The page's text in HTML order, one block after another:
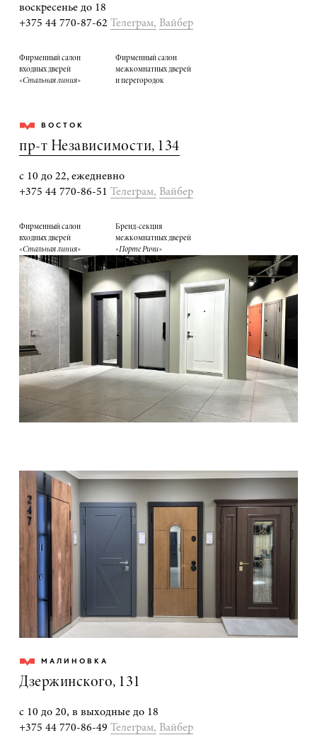
воскресенье до 18
+375 44 770-87-62 Телеграм, Вайбер
Фирменный салон
входных дверей
«Стальная линия»
Фирменный салон
межкомнатных дверей
и перегородок
ВОСТОК
пр-т Независимости, 134
с 10 до 22, ежедневно
+375 44 770-86-51 Телеграм, Вайбер
Фирменный салон
входных дверей
«Стальная линия»
Бренд-секция
межкомнатных дверей
«Порте Ричи»
МАЛИНОВКА
Дзержинского, 131
с 10 до 20, в выходные до 18
+375 44 770-86-49 Телеграм, Вайбер